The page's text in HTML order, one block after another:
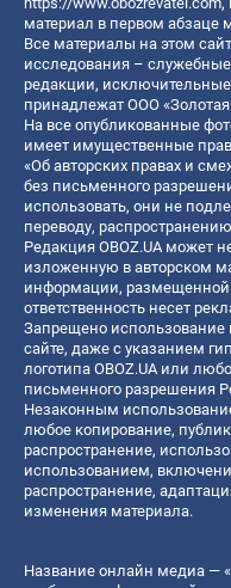
материал в первом абзаце
Все материалы на этом
исследования –
редакции,
принадлежат ООО «Золотая
На все опубликованные
имеет имущественные
«Об авторских правах и
без письменного
использовать, они не
переводу,
Редакция OBOZ.UA может
изложенную в авторском
информации, размещенной
ответственность несет
Запрещено
сайте, даже с указанием
логотипа OBOZ.UA или
письменного разрешения
Незаконным
любое копирование,
распространение,
использованием,
распространение,
изменения материала.
Название онлайн медиа —